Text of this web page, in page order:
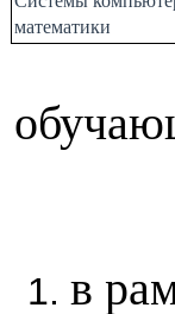
математики
в